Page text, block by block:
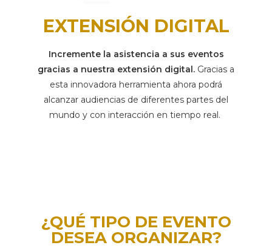
EXTENSIÓN DIGITAL
Incremente la asistencia a sus eventos
gracias a nuestra extensión digital. Gracias a
esta innovadora herramienta ahora podrá
alcanzar audiencias de diferentes partes del
mundo y con interacción en tiempo real.
¿QUÉ TIPO DE EVENTO
DESEA ORGANIZAR?